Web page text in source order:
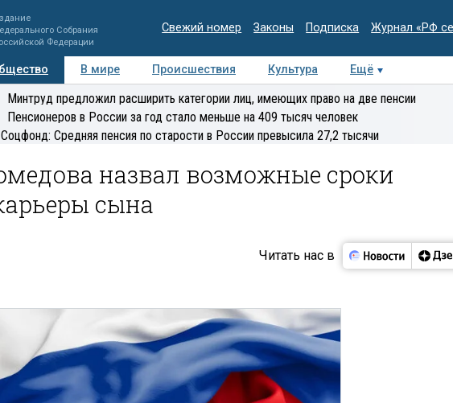
Собрания
Федерации
Свежий номер Законы Подписка Журнал «РФ
В мире Происшествия Культура
Ещё
Регионы Медиацентр Интервью Колумнисты
Минтруд предложил расширить категории лиц, имеющих право на две пенсии
Пенсионеров в России за год стало меньше на 409 тысяч человек
Соцфонд: Средняя пенсия по старости в России превысила 27,2 тысячи
назвал возможные сроки
сына
Читать нас в